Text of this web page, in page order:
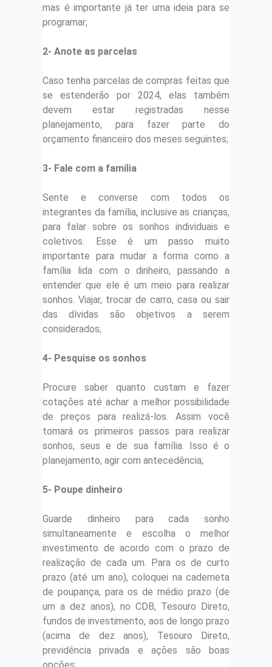
mas é importante já ter uma ideia para se
programar;
2- Anote as parcelas
Caso tenha parcelas de compras feitas que
se estenderão por 2024, elas também
devem estar registradas nesse
planejamento, para fazer parte do
orçamento financeiro dos meses seguintes;
3- Fale com a família
Sente e converse com todos os
integrantes da família, inclusive as crianças,
para falar sobre os sonhos individuais e
coletivos. Esse é um passo muito
importante para mudar a forma como a
família lida com o dinheiro, passando a
entender que ele é um meio para realizar
sonhos. Viajar, trocar de carro, casa ou sair
das dívidas são objetivos a serem
considerados;
4- Pesquise os sonhos
Procure saber quanto custam e fazer
cotações até achar a melhor possibilidade
de preços para realizá-los. Assim você
tomará os primeiros passos para realizar
sonhos, seus e de sua família. Isso é o
planejamento, agir com antecedência;
5- Poupe dinheiro
Guarde dinheiro para cada sonho
simultaneamente e escolha o melhor
investimento de acordo com o prazo de
realização de cada um. Para os de curto
prazo (até um ano), coloquei na caderneta
de poupança, para os de médio prazo (de
um a dez anos), no CDB, Tesouro Direto,
fundos de investimento, aos de longo prazo
(acima de dez anos), Tesouro Direto,
previdência privada e ações são boas